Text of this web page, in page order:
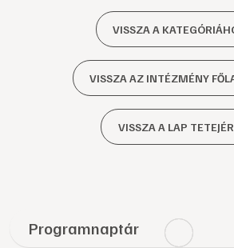
VISSZA A
VISSZA AZ INTÉZMÉNY
VISSZA A LAP
Programnaptár